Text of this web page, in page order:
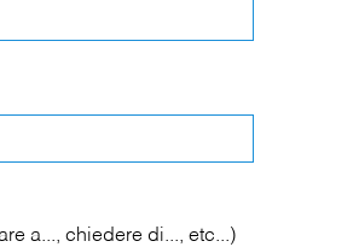
a..., chiedere di..., etc...)